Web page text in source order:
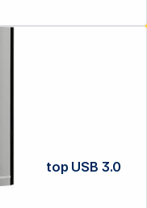
Western Digital WD Elements 22TB Desktop USB 3.0